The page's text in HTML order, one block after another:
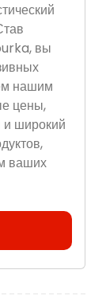
вы
нашим
цены,
широкий
ваших